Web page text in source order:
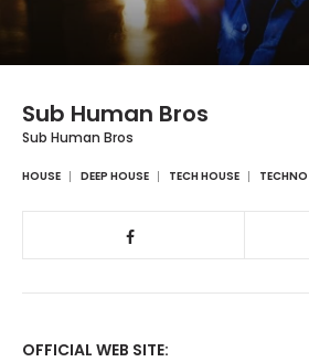
Sub Human Bros
Sub Human Bros
HOUSE DEEP HOUSE TECH HOUSE TECHNO
OFFICIAL WEB SITE: